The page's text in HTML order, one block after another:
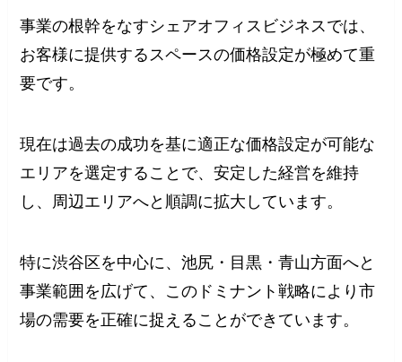
事業の根幹をなすシェアオフィスビジネスでは、
お客様に提供するスペースの価格設定が極めて重
要です。
現在は過去の成功を基に適正な価格設定が可能な
エリアを選定することで、安定した経営を維持
し、周辺エリアへと順調に拡大しています。
特に渋谷区を中心に、池尻・目黒・青山方面へと
事業範囲を広げて、このドミナント戦略により市
場の需要を正確に捉えることができています。